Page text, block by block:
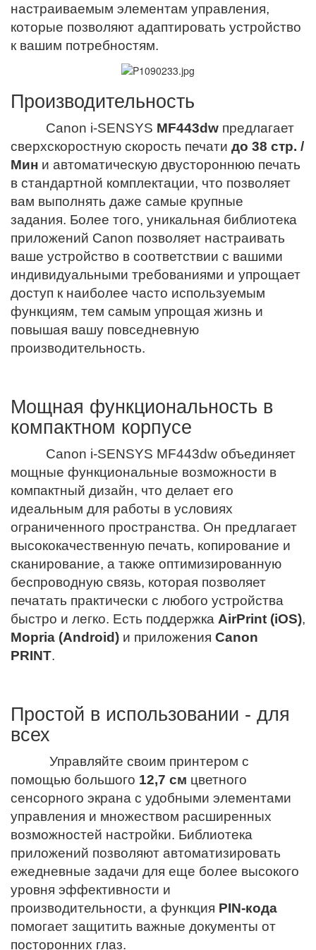
настраиваемым элементам управления,
которые позволяют адаптировать устройство
к вашим потребностям.
Производительность
Canon i-SENSYS MF443dw предлагает
сверхскоростную скорость печати до 38 стр. /
Мин и автоматическую двустороннюю печать
в стандартной комплектации, что позволяет
вам выполнять даже самые крупные
задания. Более того, уникальная библиотека
приложений Canon позволяет настраивать
ваше устройство в соответствии с вашими
индивидуальными требованиями и упрощает
доступ к наиболее часто используемым
функциям, тем самым упрощая жизнь и
повышая вашу повседневную
производительность.
Мощная функциональность в
компактном корпусе
Canon i-SENSYS MF443dw объединяет
мощные функциональные возможности в
компактный дизайн, что делает его
идеальным для работы в условиях
ограниченного пространства. Он предлагает
высококачественную печать, копирование и
сканирование, а также оптимизированную
беспроводную связь, которая позволяет
печатать практически с любого устройства
быстро и легко. Есть поддержка AirPrint (iOS),
Mopria (Android) и приложения Canon
PRINT.
Простой в использовании - для
всех
Управляйте своим принтером с
помощью большого 12,7 см цветного
сенсорного экрана с удобными элементами
управления и множеством расширенных
возможностей настройки. Библиотека
приложений позволяют автоматизировать
ежедневные задачи для еще более высокого
уровня эффективности и
производительности, а функция PIN-кода
помогает защитить важные документы от
посторонних глаз.